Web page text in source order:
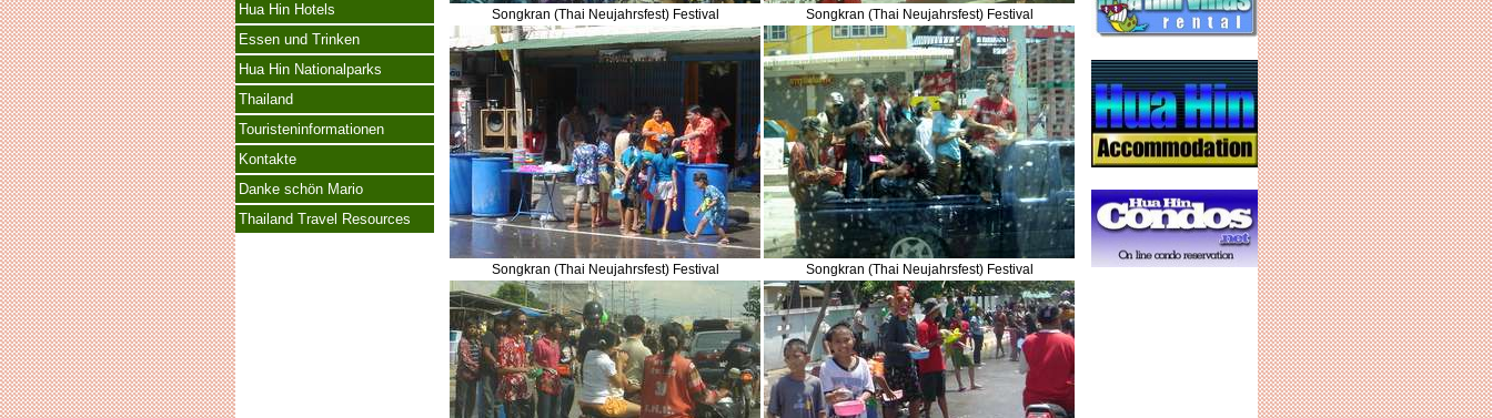
Hua Hin Hotels
Essen und Trinken
Hua Hin Nationalparks
Thailand
Touristeninformationen
Kontakte
Danke schön Mario
Thailand Travel Resources
Songkran (Thai Neujahrsfest) Festival Songkran (Thai Neujahrsfest) Festival
Songkran (Thai Neujahrsfest) Festival Songkran (Thai Neujahrsfest) Festival